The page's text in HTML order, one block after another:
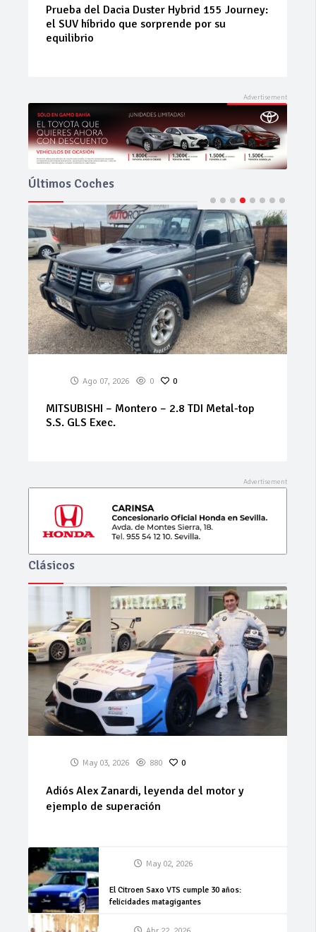
Journey:
Neumáticos de ocasión: la alternativa
inteligente para ahorrar sin renunciar a
Últimos Coches
Ago 07, 2026
BMW – Serie 3 – 320i Futura
Clásicos
May 03, 2026 880 0
Adiós Alex Zanardi, leyenda del motor y
ejemplo de superación
May 02, 2026
El Citroen Saxo VTS cumple 30 años:
felicidades matagigantes